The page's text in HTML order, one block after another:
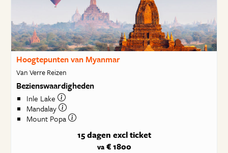
Hoogtepunten van Myanmar
Van Verre Reizen
Bezienswaardigheden
Inle Lake
Mandalay
Mount Popa
15 dagen excl ticket
va€ 1800